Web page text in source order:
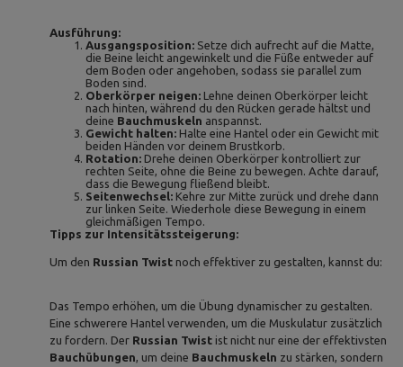
Ausführung:
Ausgangsposition: Setze dich aufrecht auf die Matte,
die Beine leicht angewinkelt und die Füße entweder auf
dem Boden oder angehoben, sodass sie parallel zum
Boden sind.
Oberkörper neigen: Lehne deinen Oberkörper leicht
nach hinten, während du den Rücken gerade hältst und
deine Bauchmuskeln anspannst.
Gewicht halten: Halte eine Hantel oder ein Gewicht mit
beiden Händen vor deinem Brustkorb.
Rotation: Drehe deinen Oberkörper kontrolliert zur
rechten Seite, ohne die Beine zu bewegen. Achte darauf,
dass die Bewegung fließend bleibt.
Seitenwechsel: Kehre zur Mitte zurück und drehe dann
zur linken Seite. Wiederhole diese Bewegung in einem
gleichmäßigen Tempo.
Tipps zur Intensitätssteigerung:
Um den Russian Twist noch effektiver zu gestalten, kannst du:
Das Tempo erhöhen, um die Übung dynamischer zu gestalten.
Eine schwerere Hantel verwenden, um die Muskulatur zusätzlich
zu fordern. Der Russian Twist ist nicht nur eine der effektivsten
Bauchübungen, um deine Bauchmuskeln zu stärken, sondern